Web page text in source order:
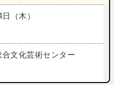
（木）
合文化芸術センター